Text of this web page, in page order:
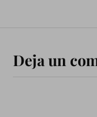
Deja un